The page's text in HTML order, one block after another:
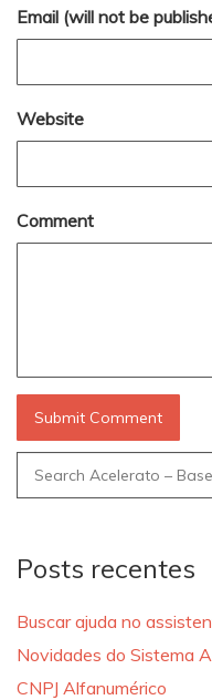
Email (will not be
Website
Comment
Search
for:
Posts recentes
Buscar ajuda no
Novidades do Sistema
CNPJ Alfanumérico